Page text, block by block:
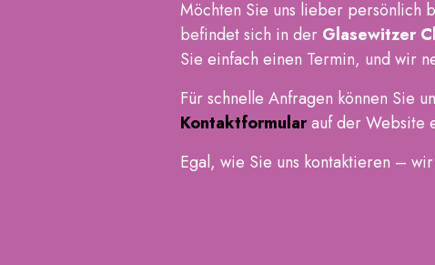
Möchten Sie uns lieber persönlich
befindet sich in der Glasewitzer
Sie einfach einen Termin, und wir
Für schnelle Anfragen können Sie
Kontaktformularauf der Website
Egal, wie Sie uns kontaktieren –